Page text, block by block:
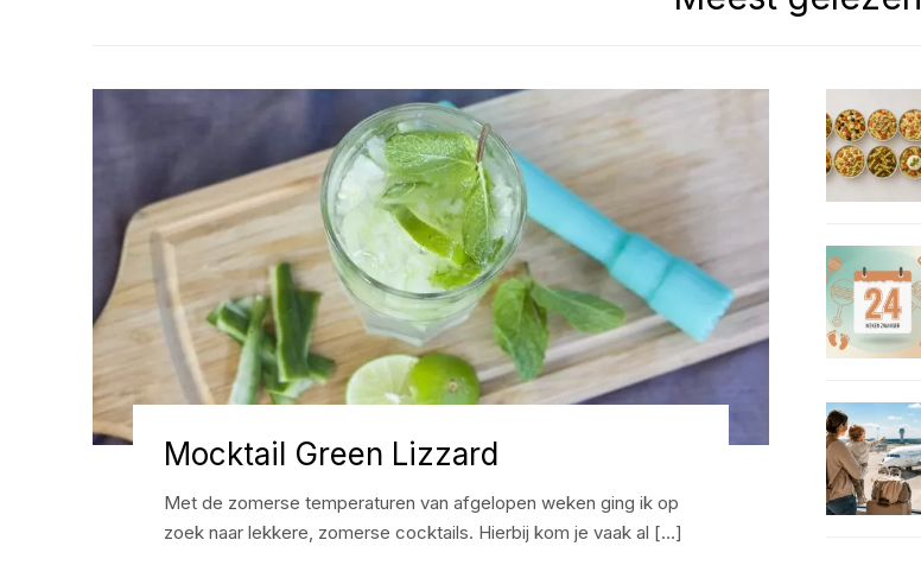
Mocktail Green Lizzard
Met de zomerse temperaturen van afgelopen weken ging ik op
zoek naar lekkere, zomerse cocktails. Hierbij kom je vaak al […]